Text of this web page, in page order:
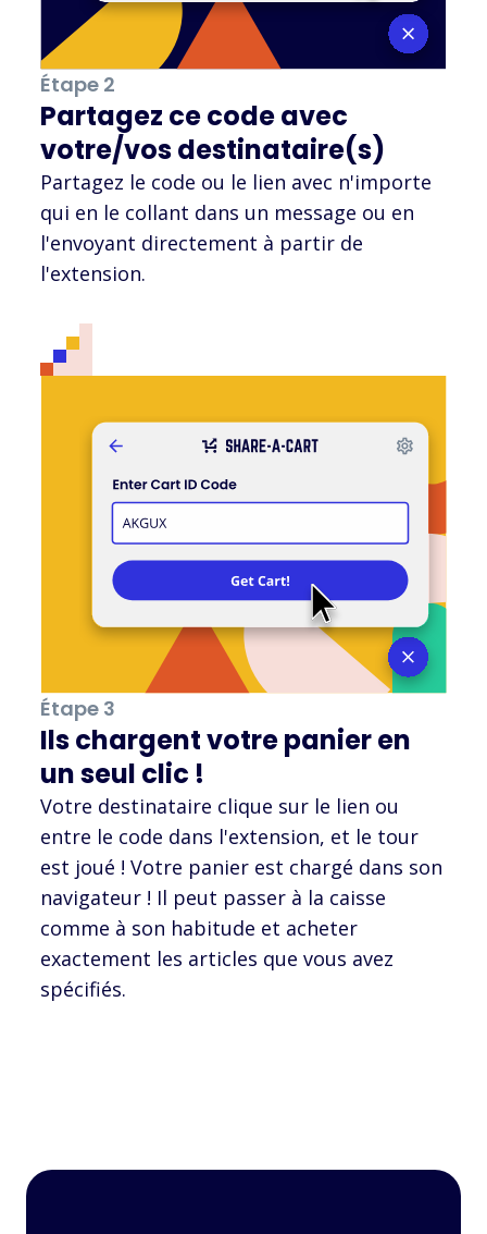
Étape 2
Partagez ce code avec
votre/vos destinataire(s)
Partagez le code ou le lien avec n'importe
qui en le collant dans un message ou en
l'envoyant directement à partir de
l'extension.
Étape 3
Ils chargent votre panier en
un seul clic !
Votre destinataire clique sur le lien ou
entre le code dans l'extension, et le tour
est joué ! Votre panier est chargé dans son
navigateur ! Il peut passer à la caisse
comme à son habitude et acheter
exactement les articles que vous avez
spécifiés.